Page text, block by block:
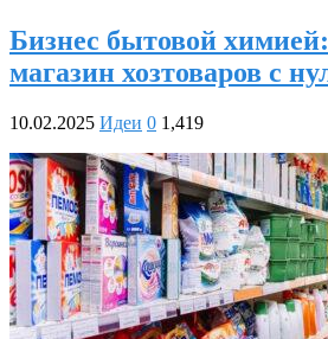
Бизнес бытовой
магазин хозтоваров с
10.02.2025 Идеи 0 1,419